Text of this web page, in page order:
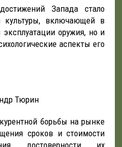
Запада стало
культуры, включающей в
оружия, но и
аспекты его
Тюрин
борьбы на рынке
сроков и стоимости
достоверности их